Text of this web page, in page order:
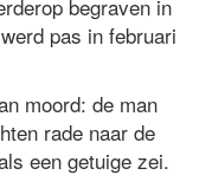
begraven in
pas in februari
moord: de man
rade naar de
een getuige zei.